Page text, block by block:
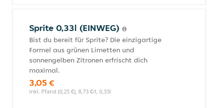
Sprite 0,33l (EINWEG)
Bist du bereit für Sprite? Die einzigartige
Formel aus grünen Limetten und
sonnengelben Zitronen erfrischt dich
maximal.
3,05 €
inkl. Pfand (0,25 €), 8,73 €/l, 0,33l